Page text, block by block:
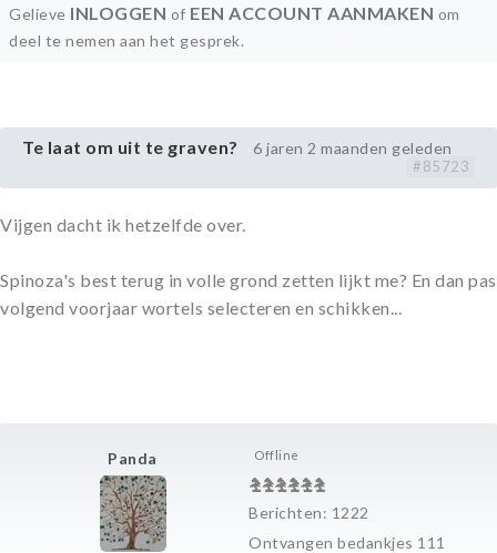
Gelieve INLOGGEN of EEN ACCOUNT AANMAKEN om
deel te nemen aan het gesprek.
Te laat om uit te graven? 6 jaren 2 maanden geleden
#85723
Panda Offline
Berichten: 1222
Ontvangen bedankjes 111
Vijgen dacht ik hetzelfde over.
Spinoza's best terug in volle grond zetten lijkt me? En dan pas
volgend voorjaar wortels selecteren en schikken...